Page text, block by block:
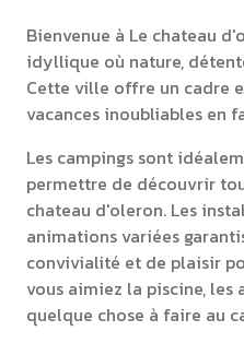
Bienvenue à Le chateau
idyllique où nature,
Cette ville offre un cadre
vacances inoubliables en
Les campings sont
permettre de découvrir
chateau d'oleron. Les
animations variées
convivialité et de plaisir
vous aimiez la piscine,
quelque chose à faire au